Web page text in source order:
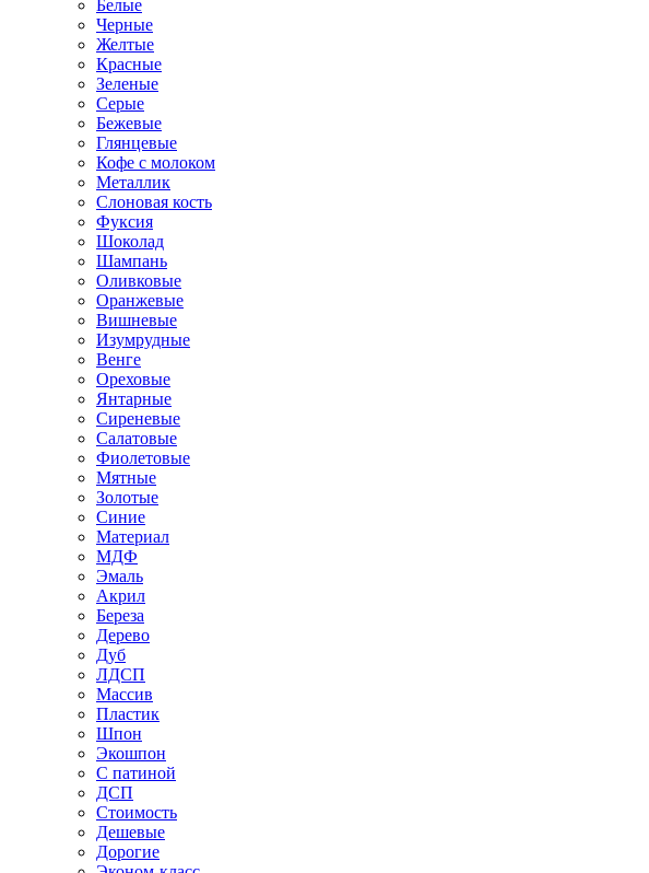
Белые
Черные
Желтые
Красные
Зеленые
Серые
Бежевые
Глянцевые
Кофе с молоком
Металлик
Слоновая кость
Фуксия
Шоколад
Шампань
Оливковые
Оранжевые
Вишневые
Изумрудные
Венге
Ореховые
Янтарные
Сиреневые
Салатовые
Фиолетовые
Мятные
Золотые
Синие
Материал
МДФ
Эмаль
Акрил
Береза
Дерево
Дуб
ЛДСП
Массив
Пластик
Шпон
Экошпон
С патиной
ДСП
Стоимость
Дешевые
Дорогие